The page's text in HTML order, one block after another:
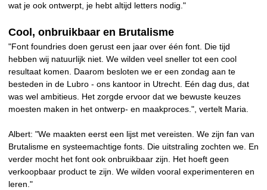
wat je ook ontwerpt, je hebt altijd letters nodig."
Cool, onbruikbaar en Brutalisme
"Font foundries doen gerust een jaar over één font. Die tijd
hebben wij natuurlijk niet. We wilden veel sneller tot een cool
resultaat komen. Daarom besloten we er een zondag aan te
besteden in de Lubro - ons kantoor in Utrecht. Eén dag dus, dat
was wel ambitieus. Het zorgde ervoor dat we bewuste keuzes
moesten maken in het ontwerp- en maakproces.", vertelt Maria.
Albert: "We maakten eerst een lijst met vereisten. We zijn fan van
Brutalisme en systeemachtige fonts. Die uitstraling zochten we. En
verder mocht het font ook onbruikbaar zijn. Het hoeft geen
verkoopbaar product te zijn. We wilden vooral experimenteren en
leren."